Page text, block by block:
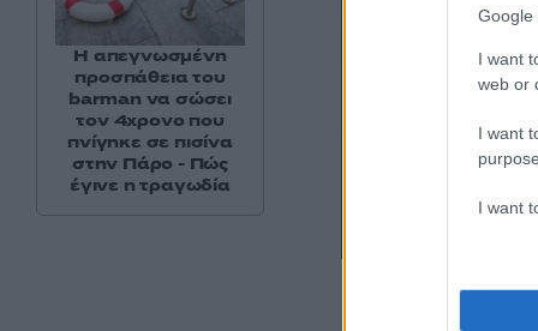
Google
I want
web or
I want
I want
Η απεγνωσμένη
προσπάθεια του
barman να σώσει
τον 4χρονο που
πνίγηκε σε πισίνα
στην Πάρο - Πώς
έγινε η τραγωδία